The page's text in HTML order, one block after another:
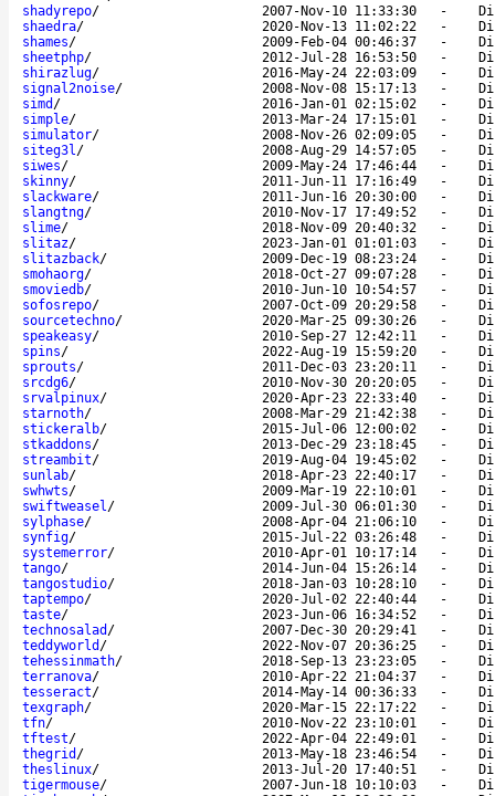
shadyrepo/ 2007-Nov-10 11:33:30 -
shaedra/ 2020-Nov-13 11:02:22 -
shames/ 2009-Feb-04 00:46:37 -
sheetphp/ 2012-Jul-28 16:53:50 -
shirazlug/ 2016-May-24 22:03:09 -
signal2noise/ 2008-Nov-08 15:17:13 -
simd / 2016-Jan-01 02:15:02 -
simple/ 2013-Mar-24 17:15:01 -
simulator/ 2008-Nov-26 02:09:05 -
siteg3l/ 2008-Aug-29 14:57:05 -
siwes/ 2009-May-24 17:46:44 -
skinny/ 2011-Jun-11 17:16:49 -
slackware/ 2011-Jun-16 20:30:00 -
slangtng/ 2010-Nov-17 17:49:52 -
slime/ 2018-Nov-09 20:40:32 -
slitaz/ 2023-Jan-01 01:01:03 -
slitazback/ 2009-Dec-19 08:23:24 -
smohaorg/ 2018-Oct-27 09:07:28 -
smoviedb/ 2010-Jun-10 10:54:57 -
sofosrepo/ 2007-Oct-09 20:29:58 -
sourcetechno/ 2020-Mar-25 09:30:26 -
speakeasy/ 2010-Sep-27 12:42:11 -
spins/ 2022-Aug-19 15:59:20 -
sprouts/ 2011-Dec-03 23:20:11 -
srcdg6/ 2010-Nov-30 20:20:05 -
srvalpinux/ 2020-Apr-23 22:33:40 -
starnoth/ 2008-Mar-29 21:42:38 -
stickeralb/ 2015-Jul-06 12:00:02 -
stkaddons/ 2013-Dec-29 23:18:45 -
streambit/ 2019-Aug-04 19:45:02 -
sunlab/ 2018-Apr-23 22:40:17 -
swhwts/ 2009-Mar-19 22:10:01 -
swiftweasel/ 2009-Jul-30 06:01:30 -
sylphase/ 2008-Apr-04 21:06:10 -
synfig/ 2015-Jul-22 03:26:48 -
systemerror/ 2010-Apr-01 10:17:14 -
tango/ 2014-Jun-04 15:26:14 -
tangostudio/ 2018-Jan-03 10:28:10 -
taptempo/ 2020-Jul-02 22:40:44 -
taste/ 2023-Jun-06 16:34:52 -
technosalad / 2007-Dec-30 20:29:41 -
teddyworld / 2022-Nov-07 20:36:25 -
tehessinmath/ 2018-Sep-13 23:23:05 -
terranova/ 2010-Apr-22 21:04:37 -
tesseract/ 2014-May-14 00:36:33 -
texgraph/ 2020-Mar-15 22:17:22 -
tfn/ 2010-Nov-22 23:10:01 -
tftest/ 2022-Apr-04 22:49:01 -
thegrid / 2013-May-18 23:46:54 -
theslinux/ 2013-Jul-20 17:40:51 -
tigermouse/ 2007-Jun-18 10:10:03 -